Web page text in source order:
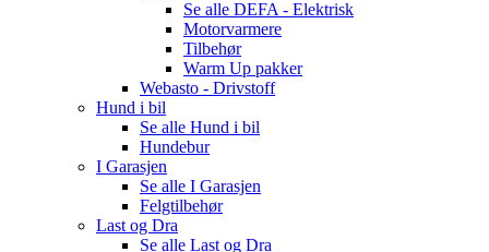
Se alle DEFA - Elektrisk
Motorvarmere
Tilbehør
Warm Up pakker
Webasto - Drivstoff
Hund i bil
Se alle Hund i bil
Hundebur
I Garasjen
Se alle I Garasjen
Felgtilbehør
Last og Dra
Se alle Last og Dra